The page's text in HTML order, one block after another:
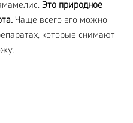
Это природное
Чаще всего его можно
которые снимают